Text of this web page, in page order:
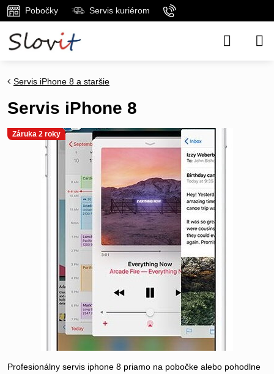
Pobočky Servis kuriérom
Záruka 2 roky
Servis iPhone 8 a staršie
Servis iPhone 8
Profesionálny servis iphone 8 priamo na pobočke alebo pohodlne